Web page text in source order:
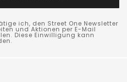
ich, den Street One Newsletter
und Aktionen per E-Mail
Diese Einwilligung kann